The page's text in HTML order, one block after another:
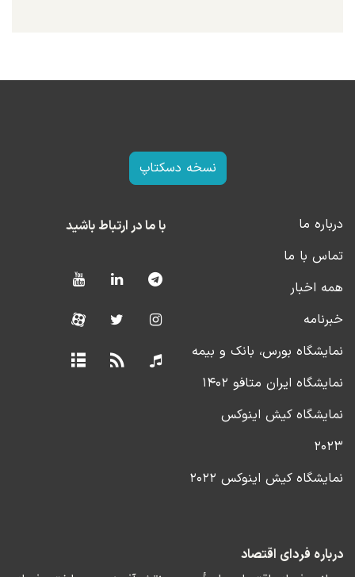
نسخه دسکتاپ
درباره ما
تماس با ما
همه اخبار
خبرنامه
نمایشگاه بورس، بانک و بیمه
نمایشگاه ایران متافو ۱۴۰۲
نمایشگاه کیش اینوکس
۲۰۲۳
نمایشگاه کیش اینوکس ۲۰۲۲
با ما در ارتباط باشید
درباره فردای اقتصاد